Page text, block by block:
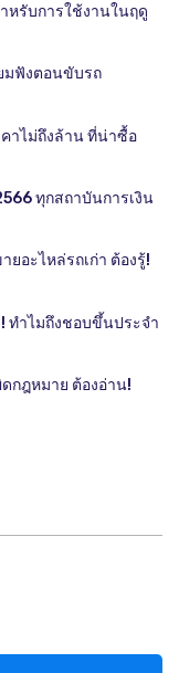
หรับการใช้งานในฤดู
มฟังตอนขับรถ
าไม่ถึงล้าน ที่น่าซื้อ
ทุกสถาบันการเงิน
ยอะไหล่รถเก่า ต้องรู้!
ทำไมถึงชอบขึ้นประจำ
กฎหมาย ต้องอ่าน!